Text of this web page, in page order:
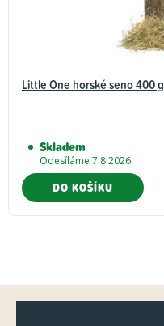
Little One horské seno 400 g
Skladem
Odesíláme 7.8.2026
DO KOŠÍKU